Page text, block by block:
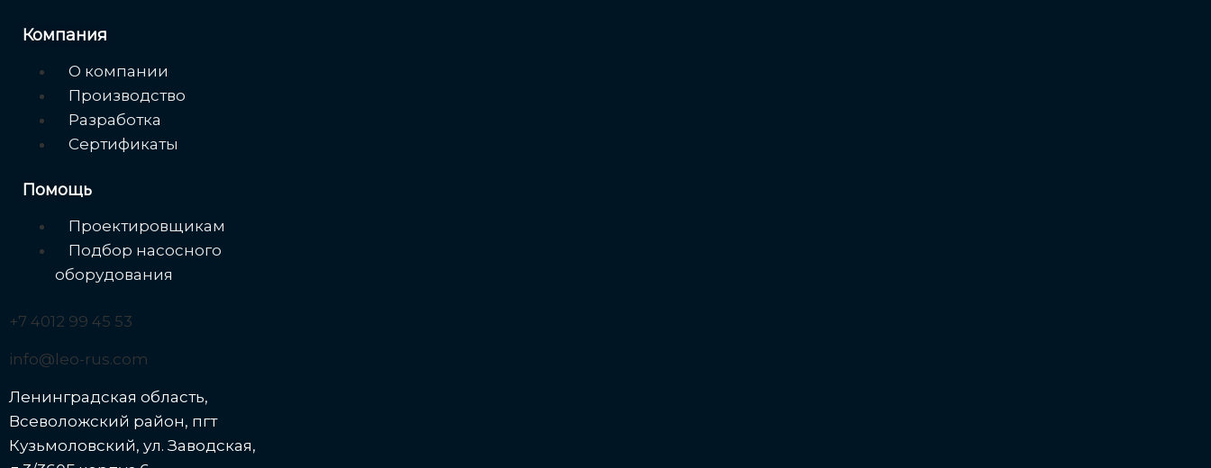
Компания
Меню
О компании
Производство
Разработка
Сертификаты
Помощь
Меню
Проектировщикам
Подбор насосного
оборудования
+7 4012 99 45 53
info@leo-rus.com
Ленинградская область,
Всеволожский район, пгт
Кузьмоловский, ул. Заводская,